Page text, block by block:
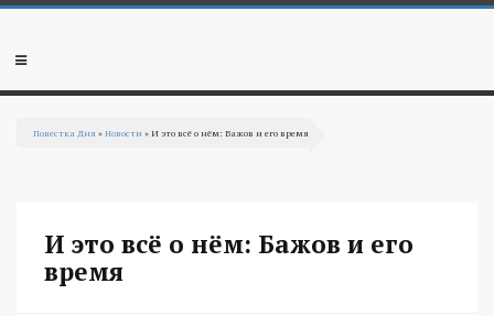
Перейти к основному содержанию
Мобильное
Повестка Дня »Новости » И это всё о нём: Бажов и его время
И это всё о нём: Бажов и его
время